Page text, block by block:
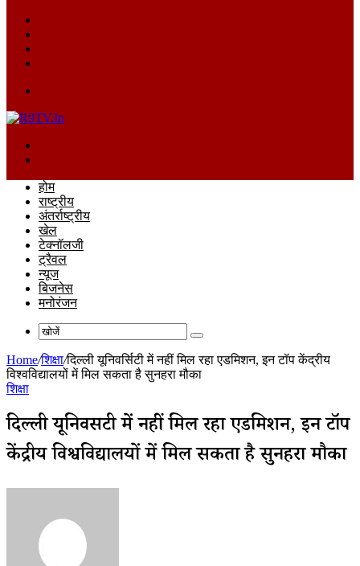
होम
राष्ट्रीय
अंतर्राष्ट्रीय
खेल
टेक्नॉलजी
ट्रैवल
न्यूज
बिजनेस
मनोरंजन
खोजें
Home/शिक्षा/दिल्ली यूनिवर्सिटी में नहीं मिल रहा एडमिशन, इन टॉप केंद्रीय
विश्वविद्यालयों में मिल सकता है सुनहरा मौका
शिक्षा
दिल्ली यूनिवर्सिटी में नहीं मिल रहा एडमिशन, इन टॉप
केंद्रीय विश्वविद्यालयों में मिल सकता है सुनहरा मौका